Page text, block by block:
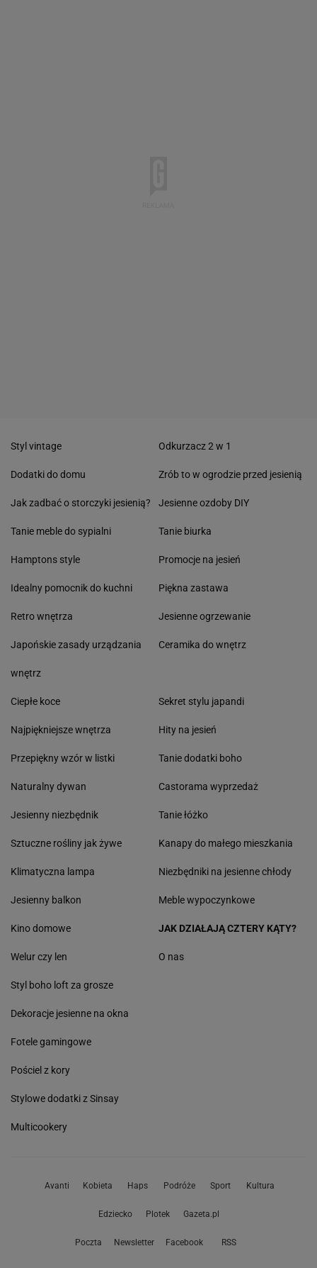
Styl vintage
Dodatki do domu
Jak zadbać o storczyki jesienią?
Tanie meble do sypialni
Hamptons style
Idealny pomocnik do kuchni
Retro wnętrza
Japońskie zasady urządzania
wnętrz
Odkurzacz 2 w 1
Zrób to w ogrodzie przed jesienią
Jesienne ozdoby DIY
Tanie biurka
Promocje na jesień
Piękna zastawa
Jesienne ogrzewanie
Ceramika do wnętrz
Ciepłe koce
Najpiękniejsze wnętrza
Przepiękny wzór w listki
Naturalny dywan
Jesienny niezbędnik
Sztuczne rośliny jak żywe
Klimatyczna lampa
Jesienny balkon
Sekret stylu japandi
Hity na jesień
Tanie dodatki boho
Castorama wyprzedaż
Tanie łóżko
Kanapy do małego mieszkania
Niezbędniki na jesienne chłody
Meble wypoczynkowe
Kino domowe
Welur czy len
Styl boho loft za grosze
Dekoracje jesienne na okna
Fotele gamingowe
Pościel z kory
Stylowe dodatki z Sinsay
Multicookery
JAK DZIAŁAJĄ CZTERY KĄTY?
O nas
Avanti Kobieta Haps Podróże Sport Kultura
Edziecko Plotek Gazeta.pl
Poczta Newsletter Facebook RSS